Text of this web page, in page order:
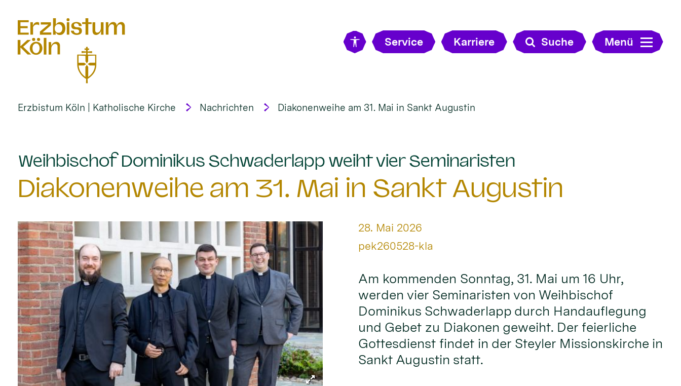
Service Karriere Suche Menü
Erzbistum Köln | Katholische Kirche Nachrichten Diakonenweihe am 31. Mai in Sankt Augustin
Weihbischof Dominikus Schwaderlapp weiht vier Seminaristen
Diakonenweihe am 31. Mai in Sankt Augustin
Datum:
28. Mai 2026
Von:
pek260528-kla
Am kommenden Sonntag, 31. Mai um 16 Uhr,
werden vier Seminaristen von Weihbischof
Dominikus Schwaderlapp durch Handauflegung
und Gebet zu Diakonen geweiht. Der feierliche
Gottesdienst findet in der Steyler Missionskirche in
Sankt Augustin statt.